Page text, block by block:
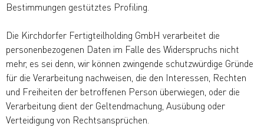
Bestimmungen gestütztes Profiling.
Die Kirchdorfer Fertigteilholding GmbH verarbeitet die
personenbezogenen Daten im Falle des Widerspruchs nicht
mehr, es sei denn, wir können zwingende schutzwürdige Gründe
für die Verarbeitung nachweisen, die den Interessen, Rechten
und Freiheiten der betroffenen Person überwiegen, oder die
Verarbeitung dient der Geltendmachung, Ausübung oder
Verteidigung von Rechtsansprüchen.